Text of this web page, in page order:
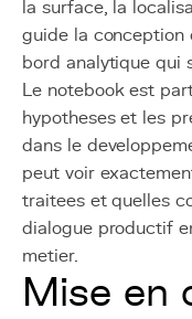
la surface, la
guide la
bord analytique qui
Le notebook est
hypotheses et les
dans le
peut voir
traitees et quelles
dialogue productif
metier.
Mise en